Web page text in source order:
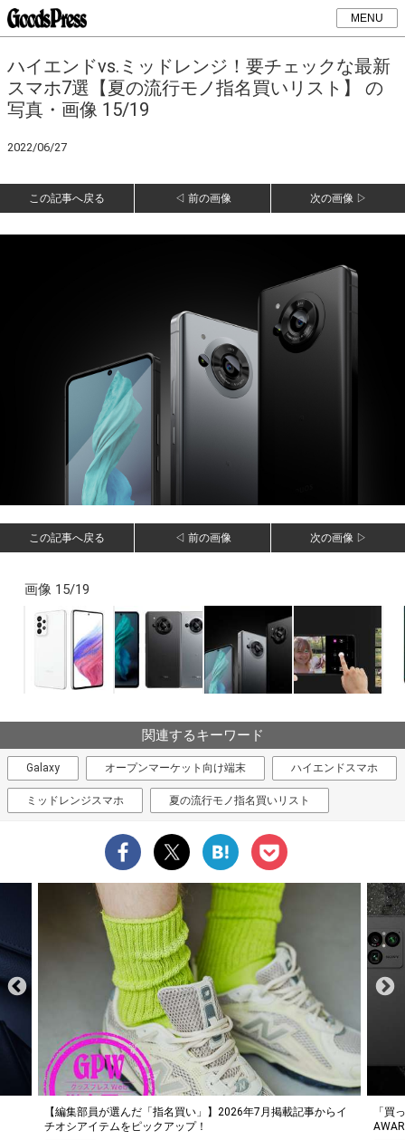
MENU
ハイエンドvs.ミッドレンジ！要チェックな最新
スマホ7選【夏の流行モノ指名買いリスト】 の
写真・画像 15/19
2022/06/27
この記事へ戻る ◁ 前の画像 次の画像 ▷
この記事へ戻る ◁ 前の画像 次の画像 ▷
画像 15/19
関連するキーワード
Galaxy オープンマーケット向け端末 ハイエンドスマホ
ミッドレンジスマホ 夏の流行モノ指名買いリスト
「買って損なし」の極上スマホ5選【GoodsPress 2026上半期
AWARD】
薄着